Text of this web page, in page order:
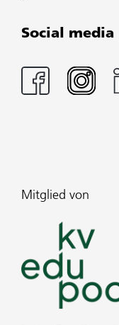
Social media
Mitglied von